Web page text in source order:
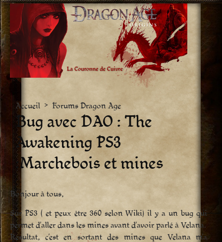
Aller
vers
le
contenu
Accueil > Forums Dragon Age
Bug avec DAO : The
Awakening PS3
:Marchebois et mines
Bonjour à tous,
Sur PS3 ( et peux être 360 selon Wiki) il y a un bug qui
permet d’aller dans les mines avant d’avoir parlé à Velana.
Resultat, c’est en sortant des mines que Velana m’a